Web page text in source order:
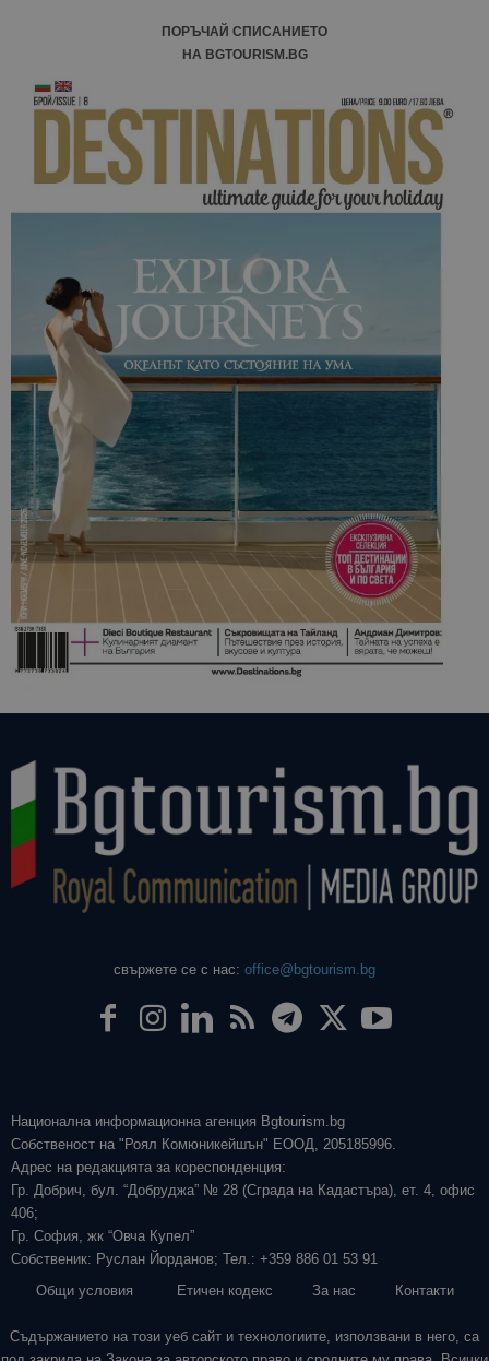
ПОРЪЧАЙ СПИСАНИЕТО
НА BGTOURISM.BG
свържете се с нас: office@bgtourism.bg
Национална информационна агенция Bgtourism.bg
Собственост на "Роял Комюникейшън" ЕООД, 205185996.
Адрес на редакцията за кореспонденция:
Гр. Добрич, бул. “Добруджа” № 28 (Сграда на Кадастъра), ет. 4, офис
406;
Гр. София, жк “Овча Купел”
Собственик: Руслан Йорданов; Тел.: +359 886 01 53 91
Общи условия
Етичен кодекс За нас Контакти
Съдържанието на този уеб сайт и технологиите, използвани в него, са